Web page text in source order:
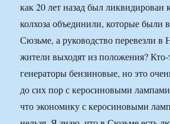
как 20 лет назад был ликвидирован
колхоза объединили, которые были
Сюзьме, а руководство перевезли в
жители выходят из положения? Кто-
генераторы бензиновые, но это
до сих пор с керосиновыми
что экономику с керосиновыми